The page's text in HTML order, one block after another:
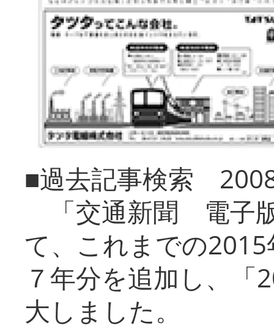
■過去記事検索
「交通新聞 電子
て、これまでの
７年分を追加し、「
大しまし